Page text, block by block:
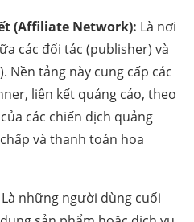
(Affiliate Network): Là nơi
các đối tác (publisher) và
Nền tảng này cung cấp các
liên kết quảng cáo, theo
các chiến dịch quảng
và thanh toán hoa
Là những người dùng cuối